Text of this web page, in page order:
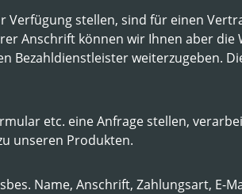
Verfügung stellen, sind für einen
Anschrift können wir Ihnen aber
Bezahldienstleister weiterzugeben.
etc. eine Anfrage stellen,
unseren Produkten.
Name, Anschrift, Zahlungsart, E-